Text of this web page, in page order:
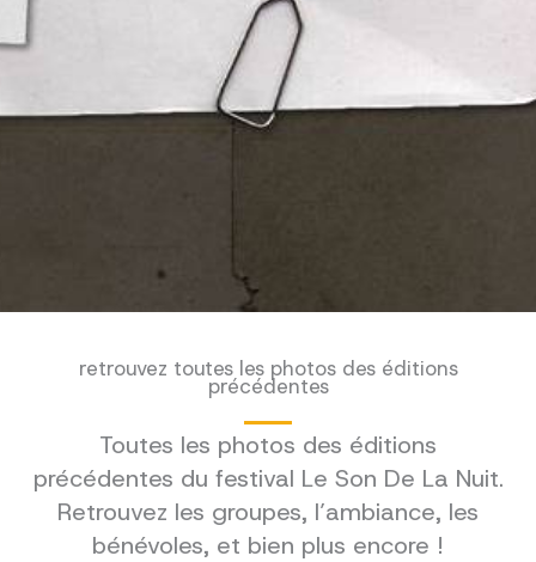
retrouvez toutes les photos des éditions
précédentes
Toutes les photos des éditions
précédentes du festival Le Son De La Nuit.
Retrouvez les groupes, l’ambiance, les
bénévoles, et bien plus encore !